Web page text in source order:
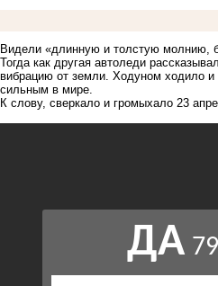
Видели «длинную и толстую молнию,
Тогда как другая автоледи
вибрацию от земли. Ходуном ходило
сильным в мире.
К слову, сверкало и громыхало 23